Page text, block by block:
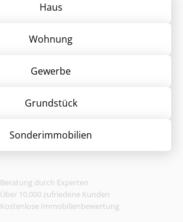
Haus
Wohnung
Gewerbe
Grund­stück
Sonder­immobilien
Beratung durch Experten
Über 10.000 zufriedene Kunden
Kostenlose Immobilienbewertung